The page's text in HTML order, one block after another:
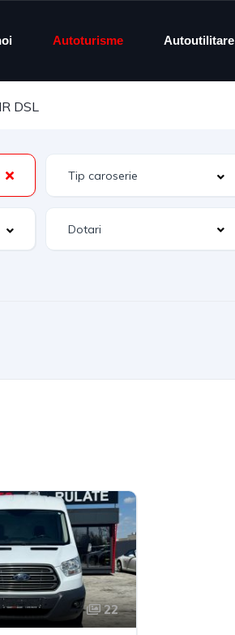
Autoturisme Autoutilitare
DSL
Dotari
22